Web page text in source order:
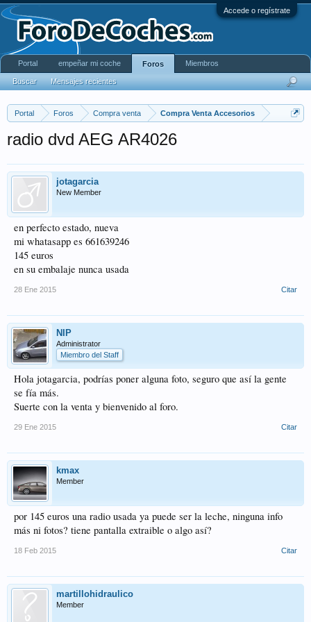
Accede o regístrate
Portal Foros Compra venta Compra Venta Accesorios
radio dvd AEG AR4026
jotagarcia
New Member
en perfecto estado, nueva
mi whatasapp es 661639246
145 euros
en su embalaje nunca usada
28 Ene 2015 Citar
NIP
Administrator
Miembro del Staff
Hola jotagarcia, podrías poner alguna foto, seguro que así la gente
se fía más.
Suerte con la venta y bienvenido al foro.
29 Ene 2015 Citar
kmax
Member
por 145 euros una radio usada ya puede ser la leche, ninguna info
más ni fotos? tiene pantalla extraible o algo así?
18 Feb 2015 Citar
martillohidraulico
Member
Portal empeñar mi coche Foros
Buscar Mensajes recientes
Miembros